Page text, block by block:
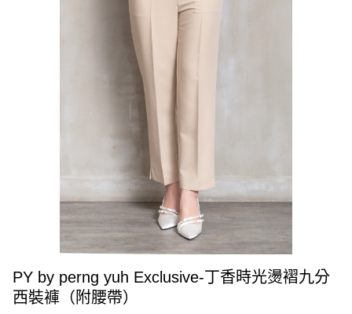
PY by perng yuh Exclusive-丁香時光燙褶九分
西裝褲（附腰帶）